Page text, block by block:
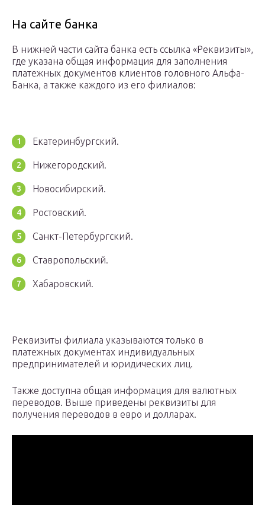
На сайте банка
В нижней части сайта банка есть ссылка «Реквизиты»,
где указана общая информация для заполнения
платежных документов клиентов головного Альфа-
Банка, а также каждого из его филиалов:
Екатеринбургский.
Нижегородский.
Новосибирский.
Ростовский.
Санкт-Петербургский.
Ставропольский.
Хабаровский.
Реквизиты филиала указываются только в
платежных документах индивидуальных
предпринимателей и юридических лиц.
Также доступна общая информация для валютных
переводов. Выше приведены реквизиты для
получения переводов в евро и долларах.